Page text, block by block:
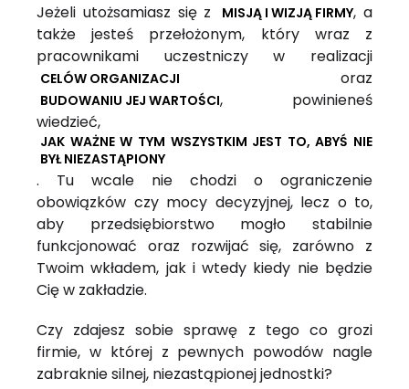
Jeżeli utożsamiasz się z MISJĄ I WIZJĄ FIRMY, a
także jesteś przełożonym, który wraz z
pracownikami uczestniczy w realizacji
CELÓW ORGANIZACJI oraz
BUDOWANIU JEJ WARTOŚCI, powinieneś
wiedzieć,
JAK WAŻNE W TYM WSZYSTKIM JEST TO, ABYŚ NIE
BYŁ NIEZASTĄPIONY
. Tu wcale nie chodzi o ograniczenie
obowiązków czy mocy decyzyjnej, lecz o to,
aby przedsiębiorstwo mogło stabilnie
funkcjonować oraz rozwijać się, zarówno z
Twoim wkładem, jak i wtedy kiedy nie będzie
Cię w zakładzie.
Czy zdajesz sobie sprawę z tego co grozi
firmie, w której z pewnych powodów nagle
zabraknie silnej, niezastąpionej jednostki?